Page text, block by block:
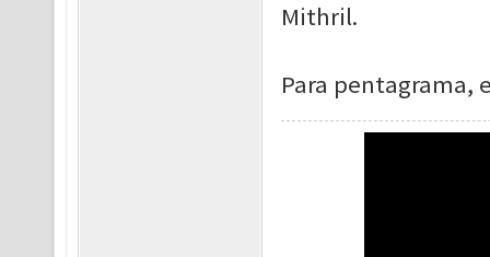
Mithril.
Para pentagrama,